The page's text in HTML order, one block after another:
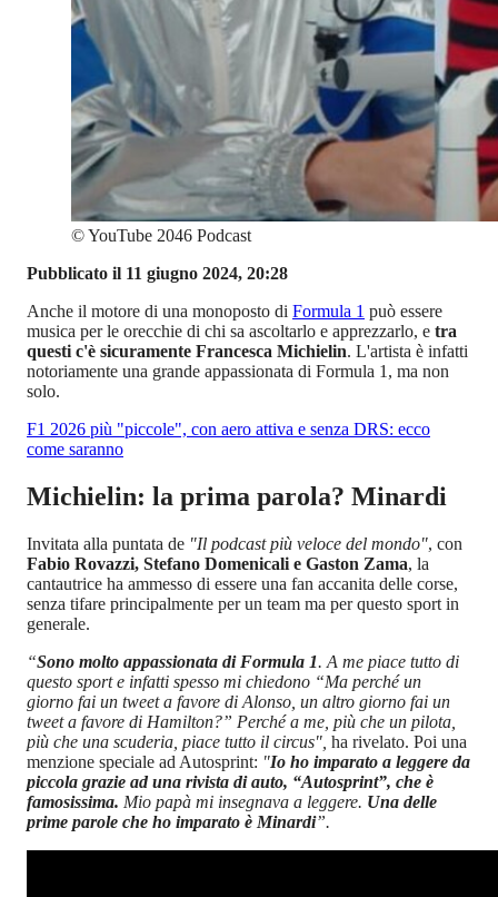
©YouTube 2046 Podcast
Pubblicato il 11 giugno 2024, 20:28
Anche il motore di una monoposto di Formula 1 può essere
musica per le orecchie di chi sa ascoltarlo e apprezzarlo, e tra
questi c'è sicuramente Francesca Michielin. L'artista è infatti
notoriamente una grande appassionata di Formula 1, ma non
solo.
F1 2026 più "piccole", con aero attiva e senza DRS: ecco
come saranno
Michielin: la prima parola? Minardi
Invitata alla puntata de "Il podcast più veloce del mondo", con
Fabio Rovazzi, Stefano Domenicali e Gaston Zama, la
cantautrice ha ammesso di essere una fan accanita delle corse,
senza tifare principalmente per un team ma per questo sport in
generale.
“Sono molto appassionata di Formula 1. A me piace tutto di
questo sport e infatti spesso mi chiedono “Ma perché un
giorno fai un tweet a favore di Alonso, un altro giorno fai un
tweet a favore di Hamilton?” Perché a me, più che un pilota,
più che una scuderia, piace tutto il circus", ha rivelato. Poi una
menzione speciale ad Autosprint: "Io ho imparato a leggere da
piccola grazie ad una rivista di auto, “Autosprint”, che è
famosissima. Mio papà mi insegnava a leggere. Una delle
prime parole che ho imparato è Minardi”.